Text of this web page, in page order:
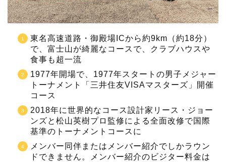
東名高速道路・御殿場ICから約9km（約18分）
で、富士山が綺麗なコースで、クラブハウスや
食事も超一流
1977年開場で、1977年スタートの男子メジャー
トーナメント「三井住友VISAマスターズ」開催
コース
2018年に世界的なコース設計家リース・ジョー
ンズと松山英樹プロ監修による全面改修で国際
基準のトーナメントコースに
メンバー同伴またはメンバー紹介でしかラウン
ドできません。メンバー紹介のビジター料金は